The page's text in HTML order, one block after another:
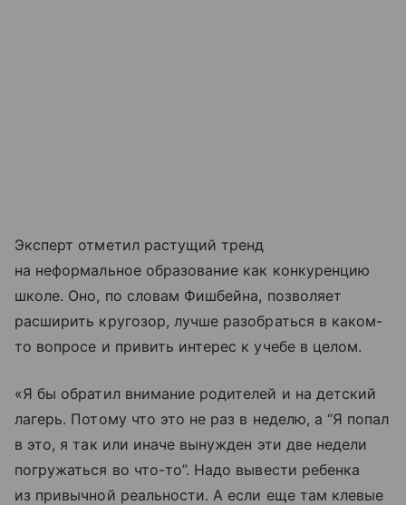
Эксперт отметил растущий тренд
на неформальное образование как конкуренцию
школе. Оно, по словам Фишбейна, позволяет
расширить кругозор, лучше разобраться в каком-
то вопросе и привить интерес к учебе в целом.
«Я бы обратил внимание родителей и на детский
лагерь. Потому что это не раз в неделю, а “Я попал
в это, я так или иначе вынужден эти две недели
погружаться во что-то”. Надо вывести ребенка
из привычной реальности. А если еще там клевые